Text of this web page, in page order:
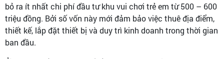
bỏ ra ít nhất chi phí đầu tư khu vui chơi trẻ em từ 500 – 600
triệu đồng. Bởi số vốn này mới đảm bảo việc thuê địa điểm,
thiết kế, lắp đặt thiết bị và duy trì kinh doanh trong thời gian
ban đầu.